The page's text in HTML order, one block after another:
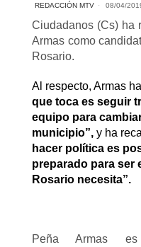
REDACCIÓN MTV 08/04/
Ciudadanos (Cs) ha
Armas como
Rosario.
Al respecto, Armas
que toca es seguir
equipo para
municipio”, y ha
hacer política es
preparado para ser
Rosario necesita”.
Peña Armas